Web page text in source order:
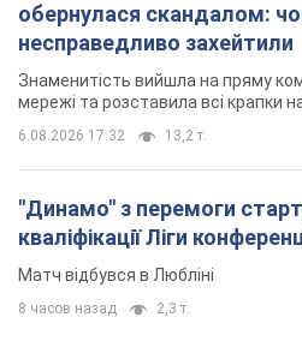
обернулася скандалом:
несправедливо захейтили
Знаменитість вийшла на пряму
мережі та розставила всі крапки
6.08.2026 17:32 13,2 т.
"Динамо" з перемоги
кваліфікації Ліги
Матч відбувся в Любліні
8 часов назад 2,3 т.